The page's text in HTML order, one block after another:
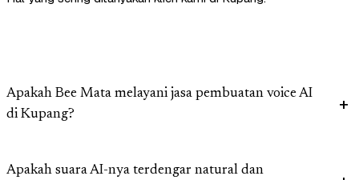
Apakah Bee Mata melayani jasa pembuatan voice AI
di Kupang?
Apakah suara AI-nya terdengar natural dan